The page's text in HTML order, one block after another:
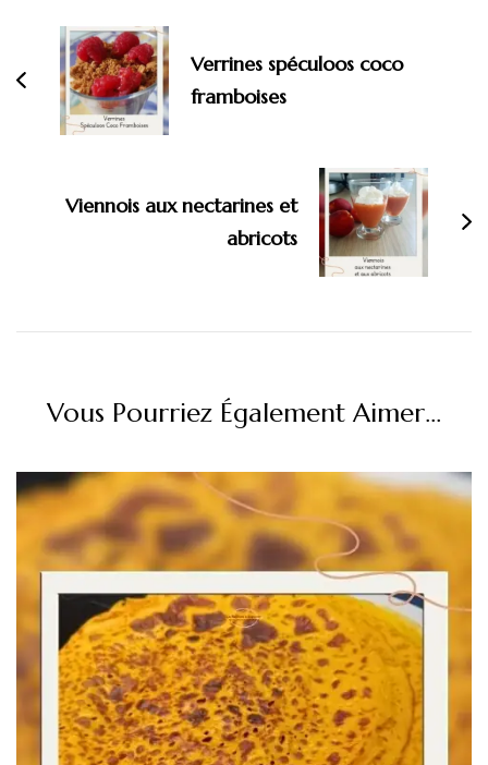
d'article
Verrines spéculoos coco
framboises
Viennois aux nectarines et
abricots
Vous Pourriez Également Aimer...